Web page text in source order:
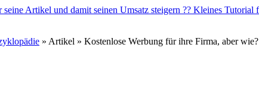
» Artikel » Kostenlose Werbung für ihre Firma, aber wie?